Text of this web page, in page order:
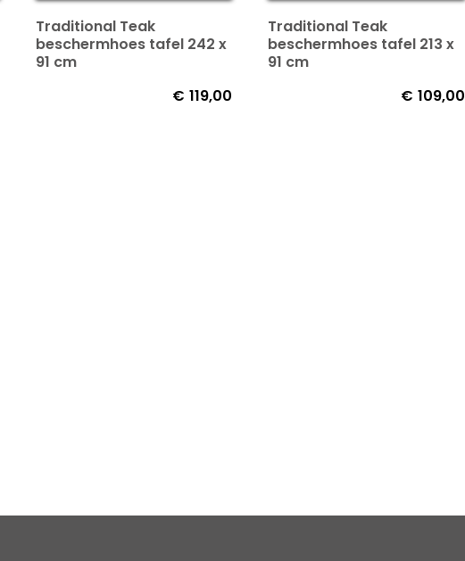
Traditional Teak
beschermhoes tafel 242 x
91 cm
€ 119,00
Traditional Teak
beschermhoes tafel 213 x
91 cm
€ 109,00